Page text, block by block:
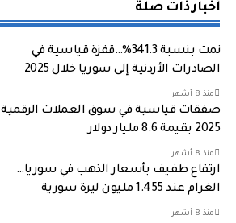
أخبار ذات صلة
نمت بنسبة 341.3%…قفزة قياسية في
الصادرات الأردنية إلى سوريا خلال 2025
منذ 8 أشهر
صفقات قياسية في سوق العملات الرقمية
2025 بقيمة 8.6 مليار دولار
منذ 8 أشهر
ارتفاع طفيف بأسعار الذهب في سوريا…
الغرام عند 1.455 مليون ليرة سورية
منذ 8 أشهر